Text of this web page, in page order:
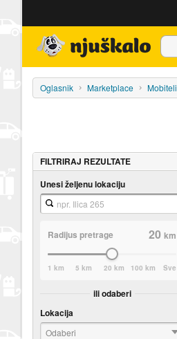
Oglasnik Marketplace Mobiteli
FILTRIRAJ REZULTATE
Unesi željenu lokaciju
Radijus pretrage 20km
1 km 5 km 20 km 100 km Sve
ili odaberi
Lokacija
Odaberi